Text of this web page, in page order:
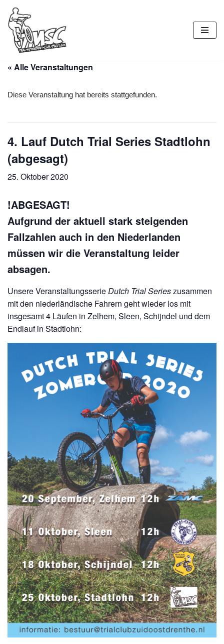
Zum
Inhalt
springen
« Alle Veranstaltungen
Diese Veranstaltung hat bereits stattgefunden.
4. Lauf Dutch Trial Series Stadtlohn
(abgesagt)
25. Oktober 2020
!ABGESAGT!
Aufgrund der aktuell stark steigenden
Fallzahlen auch in den Niederlanden
müssen wir die Veranstaltung leider
absagen.
Unsere VeranstaltungsserieDutch Trial Serieszusammen
mit den niederländische Fahrern geht wieder los mit
insgesamt 4 Läufen in Zelhem, Sleen, Schijndel und dem
Endlauf in Stadtlohn: